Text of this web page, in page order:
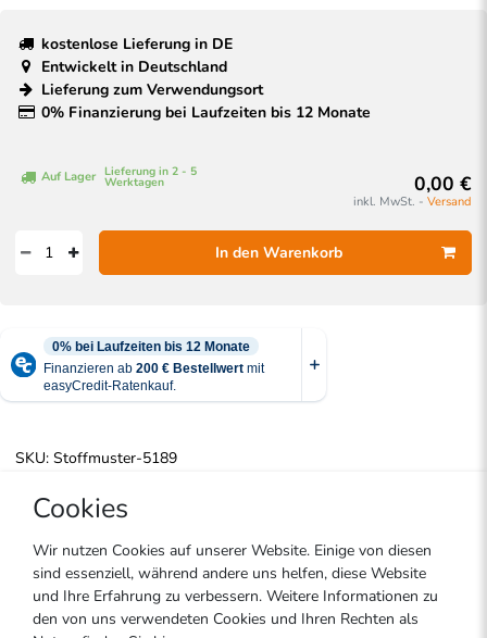
kostenlose Lieferung in DE
Entwickelt in Deutschland
Lieferung zum Verwendungsort
0% Finanzierung bei Laufzeiten bis 12 Monate
Auf Lager Lieferung in 2 - 5
Werktagen 0,00 €
inkl. MwSt. - Versand
In den Warenkorb
SKU: Stoffmuster-5189
Hersteller
Cookies
Wir nutzen Cookies auf unserer Website. Einige von diesen
sind essenziell, während andere uns helfen, diese Website
und Ihre Erfahrung zu verbessern. Weitere Informationen zu
den von uns verwendeten Cookies und Ihren Rechten als